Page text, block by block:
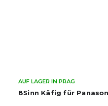
8Sinn Käfig für
AUF LAGER IN PRAG